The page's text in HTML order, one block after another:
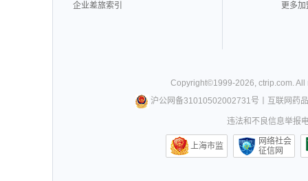
企业差旅索引
更多
Copyright©1999-2026,ctrip.com.
沪公网备31010502002731号
互联网药
违法和不良信息举报
上海市监
网络社会
征信网